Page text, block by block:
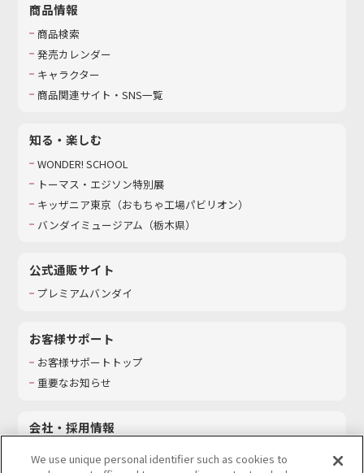
商品情報
商品検索
発売カレンダー
キャラクター
商品関連サイト・SNS一覧
知る・楽しむ
WONDER! SCHOOL
トーマス・エジソン特別展
キッザニア東京（おもちゃ工場パビリオン）​
バンダイミュージアム（栃木県）
公式通販サイト
プレミアムバンダイ
お客様サポート
お客様サポートトップ
重要なお知らせ
会社・採用情報
We use unique personal identifier such as cookies to